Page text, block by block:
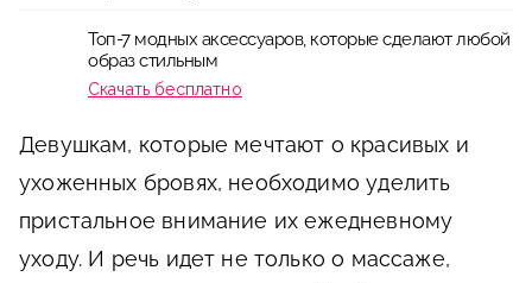
Топ-7 модных аксессуаров, которые сделают любой
образ стильным
Скачать бесплатно
Девушкам, которые мечтают о красивых и
ухоженных бровях, необходимо уделить
пристальное внимание их ежедневному
уходу. И речь идет не только о массаже,